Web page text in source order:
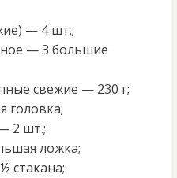
— 4 шт.;
— 3 большие
свежие — 230 г;
головка;
2 шт.;
ложка;
стакана;